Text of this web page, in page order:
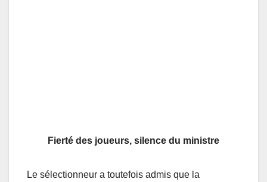
Fierté des joueurs, silence du ministre
Le sélectionneur a toutefois admis que la